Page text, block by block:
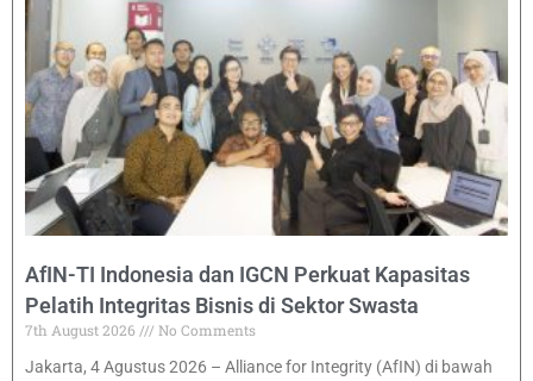
AfIN-TI Indonesia dan IGCN Perkuat Kapasitas
Pelatih Integritas Bisnis di Sektor Swasta
7th August 2026
No Comments
Jakarta, 4 Agustus 2026 – Alliance for Integrity (AfIN) di bawah